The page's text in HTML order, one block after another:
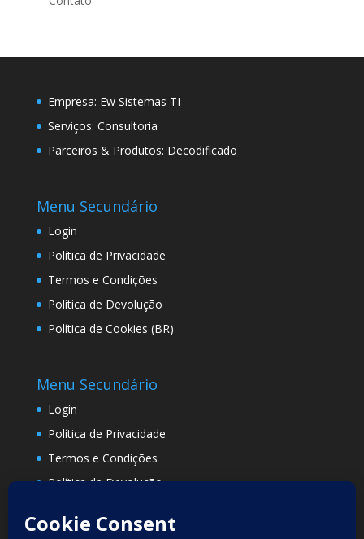
Empresa: Ew Sistemas TI
Serviços: Consultoria
Parceiros & Produtos: Decodificado
Menu Secundário
Login
Política de Privacidade
Termos e Condições
Política de Devolução
Política de Cookies (BR)
Menu Secundário
Login
Política de Privacidade
Termos e Condições
Política de Devolução